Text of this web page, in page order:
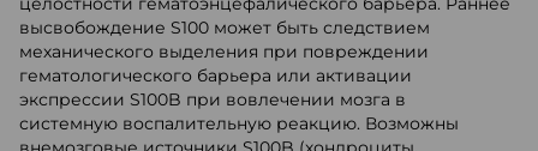
высвобождение S100 может быть следствием
механического выделения при повреждении
гематологического барьера или активации
экспрессии S100B при вовлечении мозга в
системную воспалительную реакцию. Возможны